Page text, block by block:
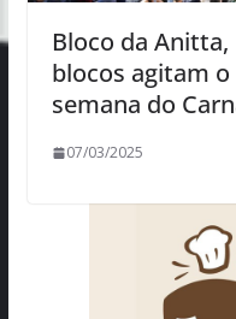
Bloco da
blocos agitam
semana do
07/03/2025